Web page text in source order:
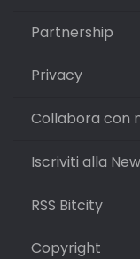
Partnership
Privacy
Collabora con
Iscriviti alla
RSS Bitcity
Copyright